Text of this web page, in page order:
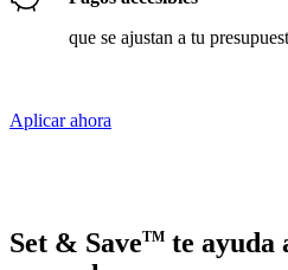
que se ajustan a tu
Aplicar ahora
Set & SaveTM te ayuda